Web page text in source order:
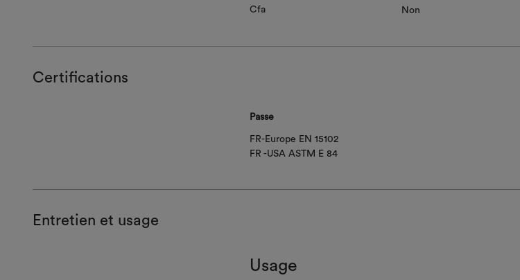
Cfa
Non
Certifications
Passe
FR-Europe EN 15102
FR -USA ASTM E 84
Entretien et usage
Usage